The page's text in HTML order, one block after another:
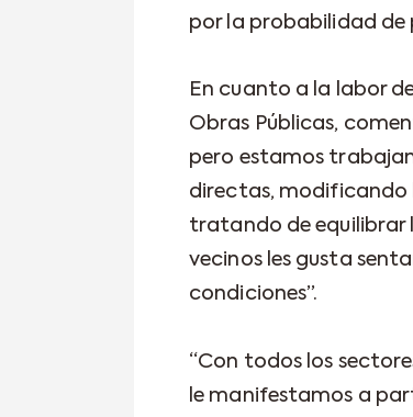
por la probabilidad de
En cuanto a la labor
Obras Públicas,
pero estamos
directas, modificando
tratando de equilibrar
vecinos les gusta
condiciones”.
“Con todos los
le manifestamos a